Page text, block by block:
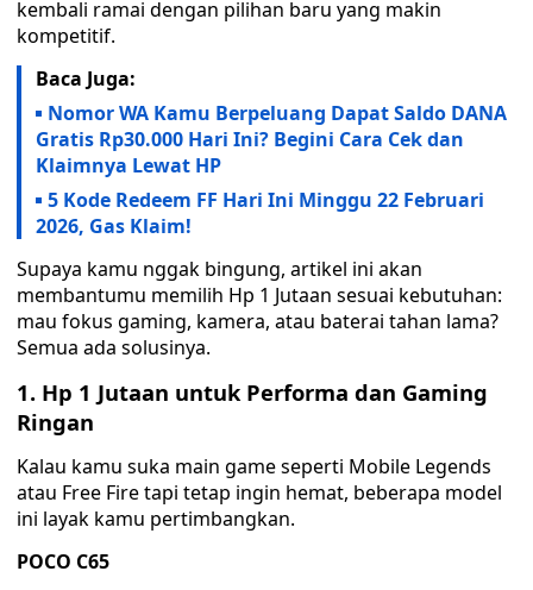
kembali ramai dengan pilihan baru yang makin
kompetitif.
Baca Juga:
Nomor WA Kamu Berpeluang Dapat Saldo DANA
Gratis Rp30.000 Hari Ini? Begini Cara Cek dan
Klaimnya Lewat HP
5 Kode Redeem FF Hari Ini Minggu 22 Februari
2026, Gas Klaim!
Supaya kamu nggak bingung, artikel ini akan
membantumu memilih Hp 1 Jutaan sesuai kebutuhan:
mau fokus gaming, kamera, atau baterai tahan lama?
Semua ada solusinya.
1. Hp 1 Jutaan untuk Performa dan Gaming
Ringan
Kalau kamu suka main game seperti Mobile Legends
atau Free Fire tapi tetap ingin hemat, beberapa model
ini layak kamu pertimbangkan.
POCO C65